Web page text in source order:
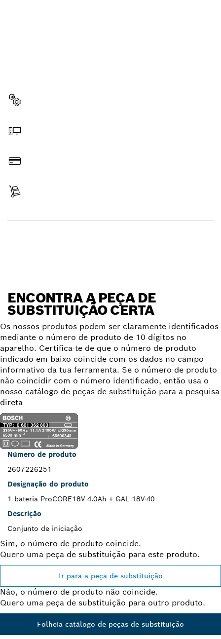
ENCONTRA A PEÇA DE
SUBSTITUIÇÃO CERTA
Os nossos produtos podem ser claramente identificados
mediante o número de produto de 10 dígitos no
aparelho. Certifica-te de que o número de produto
indicado em baixo coincide com os dados no campo
informativo da tua ferramenta. Se o número de produto
não coincidir com o número identificado, então usa o
nosso catálogo de peças de substituição para a pesquisa
direta
Número de produto
2607226251
Designação do produto
1 bateria ProCORE18V 4.0Ah + GAL 18V-40
Descrição
Conjunto de iniciação
Sim, o número de produto coincide.
Quero uma peça de substituição para este produto.
Ir para a peça de substituição
Não, o número de produto não coincide.
Quero uma peça de substituição para outro produto.
Folheia catálogo de peças de substituição